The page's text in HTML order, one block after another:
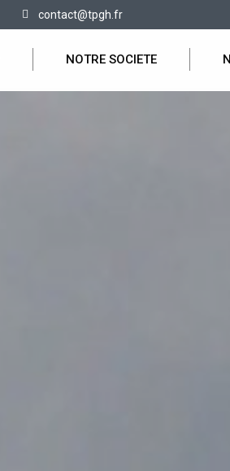
contact@tpgh.fr
NOTRE SOCIETE